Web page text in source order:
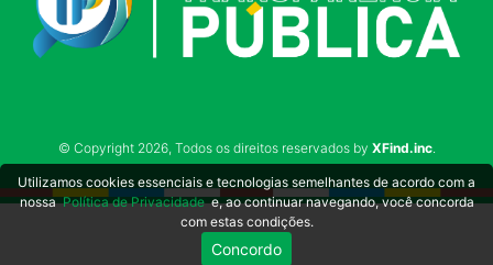
© Copyright 2026, Todos os direitos reservados by XFind.inc.
Utilizamos cookies essenciais e tecnologias semelhantes de acordo com a
nossaPolítica de Privacidadee, ao continuar navegando, você concorda
com estas condições.
Concordo